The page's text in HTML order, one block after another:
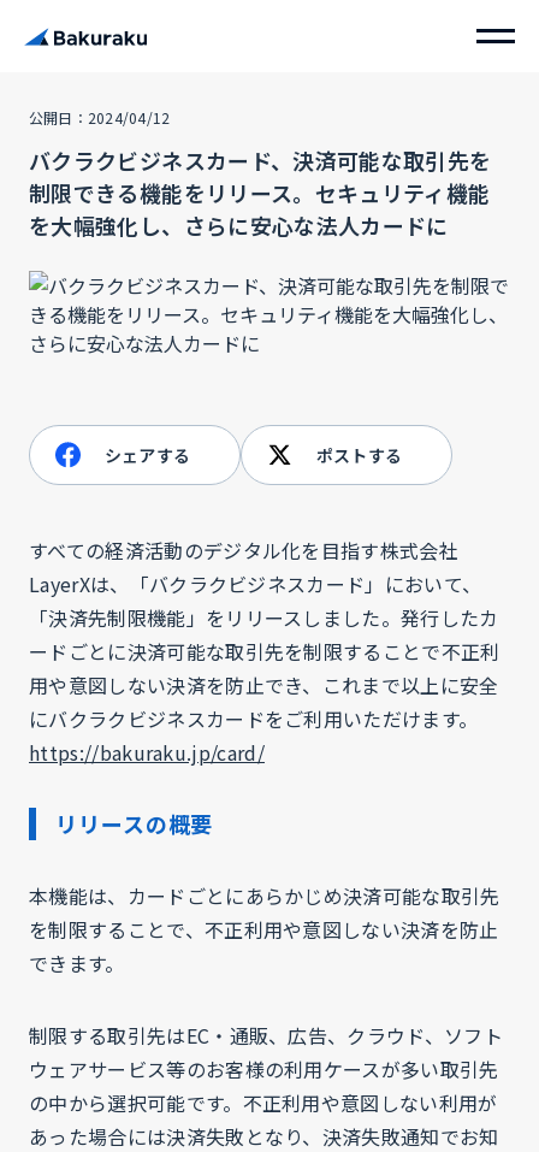
公開日：2024/04/12
バクラクビジネスカード、決済可能な取引先を
制限できる機能をリリース。セキュリティ機能
を大幅強化し、さらに安心な法人カードに
シェアする ポストする
すべての経済活動のデジタル化を目指す株式会社
LayerXは、「バクラクビジネスカード」において、
「決済先制限機能」をリリースしました。発行したカ
ードごとに決済可能な取引先を制限することで不正利
用や意図しない決済を防止でき、これまで以上に安全
にバクラクビジネスカードをご利用いただけます。
https://bakuraku.jp/card/
リリースの概要
本機能は、カードごとにあらかじめ決済可能な取引先
を制限することで、不正利用や意図しない決済を防止
できます。
制限する取引先はEC・通販、広告、クラウド、ソフト
ウェアサービス等のお客様の利用ケースが多い取引先
の中から選択可能です。不正利用や意図しない利用が
あった場合には決済失敗となり、決済失敗通知でお知